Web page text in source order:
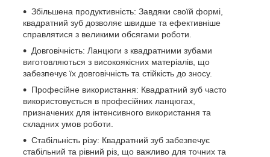
Збільшена продуктивність: Завдяки своїй формі,
квадратний зуб дозволяє швидше та ефективніше
справлятися з великими обсягами роботи.
Довговічність: Ланцюги з квадратними зубами
виготовляються з високоякісних матеріалів, що
забезпечує їх довговічність та стійкість до зносу.
Професійне використання: Квадратний зуб часто
використовується в професійних ланцюгах,
призначених для інтенсивного використання та
складних умов роботи.
Стабільність різу: Квадратний зуб забезпечує
стабільний та рівний різ, що важливо для точних та